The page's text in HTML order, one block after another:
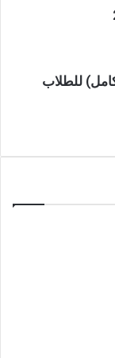
(ممولة بالكامل) للطلاب